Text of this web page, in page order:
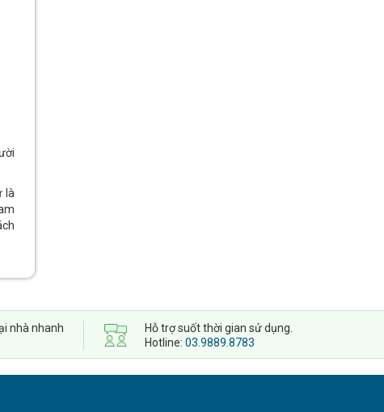
là
nhà nhanh
Hỗ trợ suốt thời gian sử dụng.
Hotline: 03.9889.8783